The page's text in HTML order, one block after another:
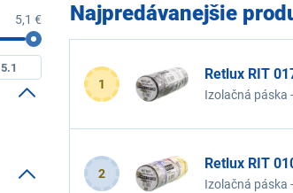
Najpredávanejšie
1
Retlux RIT
Izolačná páska
2
Retlux RIT
Izolačná páska
5,1 €